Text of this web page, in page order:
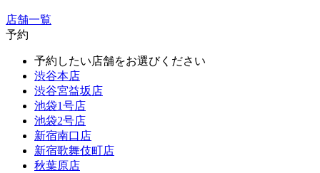
店舗一覧
予約
予約したい店舗をお選びください
渋谷本店
渋谷宮益坂店
池袋1号店
池袋2号店
新宿南口店
新宿歌舞伎町店
秋葉原店